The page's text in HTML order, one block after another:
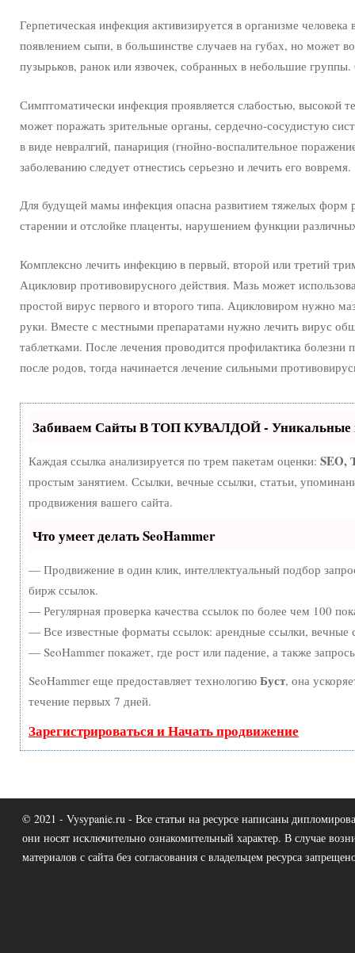
Герпетическая инфекция активизируется в организме
появлением сыпи, в большинстве случаев на губах, но может
пузырьков, ранок или язвочек, собранных в небольшие
Симптоматически инфекция проявляется слабостью,
может поражать зрительные органы, сердечно-сосудистую
в виде невралгий, панариция (гнойно-воспалительное
заболеванию следует отнестись серьезно и лечить его вовремя.
Для будущей мамы инфекция опасна развитием тяжелых форм
старении и отслойке плаценты, нарушением функции
Комплексно лечить инфекцию в первый, второй или третий
Ацикловир противовирусного действия. Мазь может
простой вирус первого и второго типа. Ацикловиром нужно
руки. Вместе с местными препаратами нужно лечить вирус
таблетками. После лечения проводится профилактика
после родов, тогда начинается лечение сильными
Забиваем Сайты В ТОП КУВАЛДОЙ - Уникальные
Каждая ссылка анализируется по трем пакетам оценки: SEO,
простым занятием. Ссылки, вечные ссылки, статьи,
продвижения вашего сайта.
Что умеет делать SeoHammer
— Продвижение в один клик, интеллектуальный подбор
бирж ссылок.
— Регулярная проверка качества ссылок по более чем 100
— Все известные форматы ссылок: арендные ссылки, вечные
— SeoHammer покажет, где рост или падение, а также
SeoHammer еще предоставляет технологию Буст, она
течение первых 7 дней.
Зарегистрироваться и Начать продвижение
© 2021 - Vysypanie.ru - Все статьи на ресурсе написаны
они носят исключительно ознакомительный характер. В случае
материалов с сайта без согласования с владельцем ресурса